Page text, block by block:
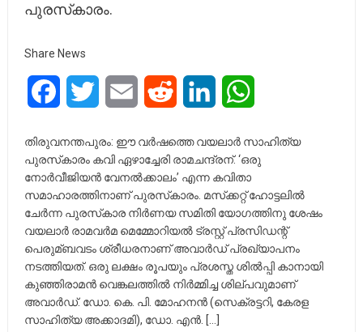
പുരസ്‌കാരം.
Share News
FacebookTwitter Email Reddit LinkedIn
തിരുവനന്തപുരം: ഈ വര്‍ഷത്തെ വയലാര്‍ സാഹിത്യ
പുരസ്‌കാരം കവി ഏഴാച്ചേരി രാമചന്ദ്രന്. ‘ഒരു
നോര്‍വീജിയന്‍ വേനല്‍ക്കാലം’ എന്ന കവിതാ
സമാഹാരത്തിനാണ് പുരസ്‌കാരം. മസ്‌ക്കറ്റ് ഹോട്ടലില്‍
ചേര്‍ന്ന പുരസ്‌കാര നിര്‍ണയ സമിതി യോഗത്തിനു ശേഷം
വയലാര്‍ രാമവര്‍മ മെമ്മോറിയല്‍ ട്രസ്റ്റ് പ്രസിഡന്റ്
പെരുമ്ബവടം ശ്രീധരനാണ് അവാര്‍ഡ് പ്രഖ്യാപനം
നടത്തിയത്. ഒരു ലക്ഷം രൂപയും പ്രശസ്ത ശില്‍പ്പി കാനായി
കുഞ്ഞിരാമന്‍ വെങ്കലത്തില്‍ നിര്‍മ്മിച്ച ശില്പവുമാണ്
അവാര്‍ഡ്. ഡോ. കെ. പി. മോഹനന്‍ (സെക്രട്ടറി, കേരള
സാഹിത്യ അക്കാദമി), ഡോ. എന്‍. […]